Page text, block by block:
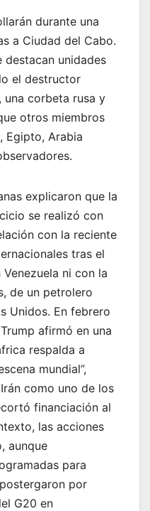
durante una
a Ciudad del Cabo.
unidades
el destructor
una corbeta rusa y
otros miembros
Egipto, Arabia
explicaron que la
se realizó con
con la reciente
tras el
ni con la
de un petrolero
Unidos. En febrero
afirmó en una
respalda a
mundial”,
como uno de los
financiación al
las acciones
aunque
para
por
G20 en